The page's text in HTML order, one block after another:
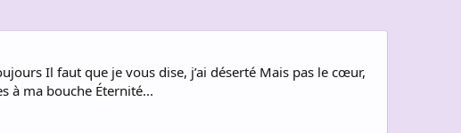
Il faut que je vous dise, j’ai déserté Mais pas le cœur,
à ma bouche Éternité...